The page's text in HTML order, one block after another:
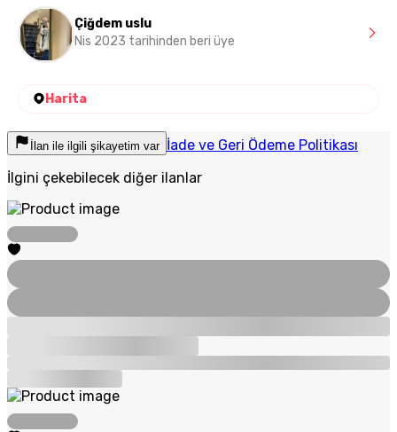
Çiğdem uslu
Nis 2023 tarihinden beri üye
Harita
İlan ile ilgili şikayetim var İade ve Geri Ödeme Politikası
İlgini çekebilecek diğer ilanlar